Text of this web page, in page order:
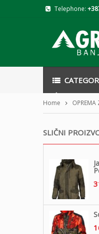
Telephone:
Home OPREMA
SLIČNI